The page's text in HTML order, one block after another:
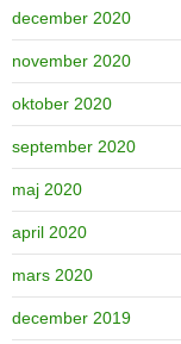
december 2020
november 2020
oktober 2020
september 2020
maj 2020
april 2020
mars 2020
december 2019